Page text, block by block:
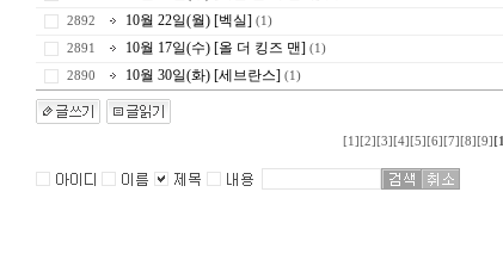
2892 10월 22일(월) [벡실] (1)
2891 10월 17일(수) [올 더 킹즈 맨] (1)
2890 10월 30일(화) [세브란스] (1)
[1] [2] [3] [4] [5] [6] [7] [8] [9]